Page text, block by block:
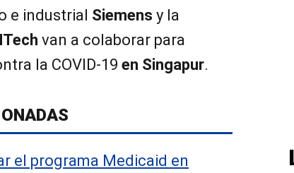
e industrial Siemens y la
van a colaborar para
la COVID-19 en Singapur.
el programa Medicaid en